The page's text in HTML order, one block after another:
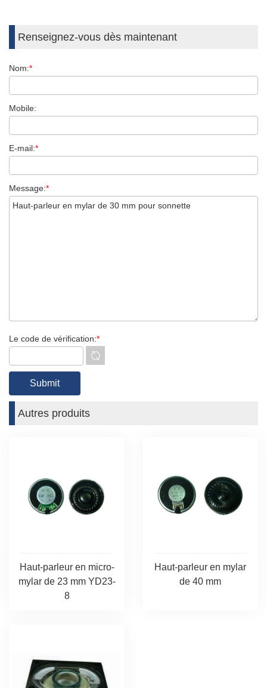
Renseignez-vous dès maintenant
Nom:*
Mobile:
E-mail:*
Message:*
Le code de vérification:*
Autres produits
Haut-parleur en micro-
mylar de 23 mm YD23-
8
Haut-parleur en mylar
de 40 mm